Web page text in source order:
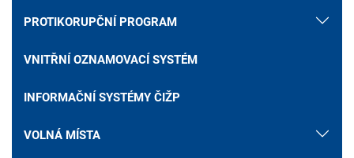
PROTIKORUPČNÍ PROGRAM
VNITŘNÍ OZNAMOVACÍ SYSTÉM
INFORMAČNÍ SYSTÉMY ČIŽP
VOLNÁ MÍSTA